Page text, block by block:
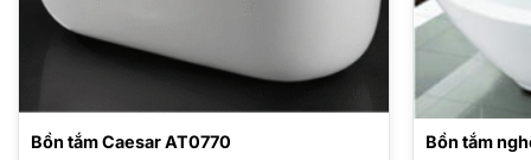
Bồn tắm Caesar AT0770 Bồn tắm